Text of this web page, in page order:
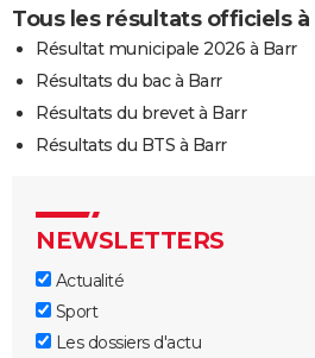
Tous les résultats officiels à
Résultat municipale 2026 à Barr
Résultats du bac à Barr
Résultats du brevet à Barr
Résultats du BTS à Barr
NEWSLETTERS
Actualité
Sport
Les dossiers d'actu